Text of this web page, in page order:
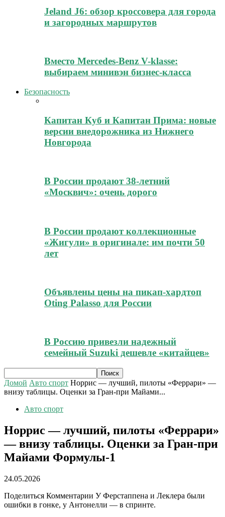
Jeland J6: обзор кроссовера для города
и загородных маршрутов
Вместо Mercedes-Benz V-klasse:
выбираем минивэн бизнес-класса
Безопасность
Капитан Куб и Капитан Прима: новые
версии внедорожника из Нижнего
Новгорода
В России продают 38-летний
«Москвич»: очень дорого
В России продают коллекционные
«Жигули» в оригинале: им почти 50
лет
Объявлены цены на пикап-хардтоп
Oting Palasso для России
В Россию привезли надежный
семейный Suzuki дешевле «китайцев»
Домой Авто спорт Норрис — лучший, пилоты «Феррари» —
внизу таблицы. Оценки за Гран-при Майами...
Авто спорт
Норрис — лучший, пилоты «Феррари»
— внизу таблицы. Оценки за Гран-при
Майами Формулы-1
24.05.2026
Поделиться Комментарии У Ферстаппена и Леклера были
ошибки в гонке, у Антонелли — в спринте.